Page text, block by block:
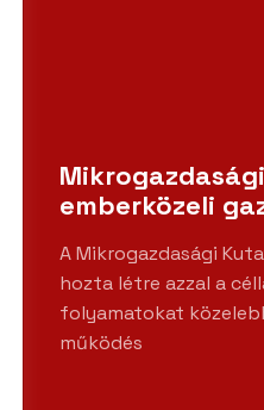
emberközeli
A Mikrogazdasági
hozta létre azzal a
folyamatokat
működés